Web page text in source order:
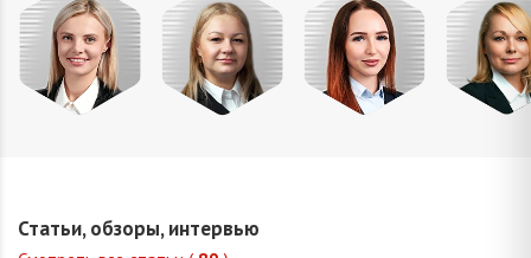
Статьи, обзоры, интервью